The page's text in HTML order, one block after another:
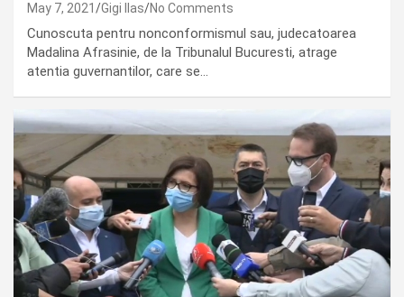
May 7, 2021 Gigi Ilas No Comments
Cunoscuta pentru nonconformismul sau, judecatoarea
Madalina Afrasinie, de la Tribunalul Bucuresti, atrage
atentia guvernantilor, care se…